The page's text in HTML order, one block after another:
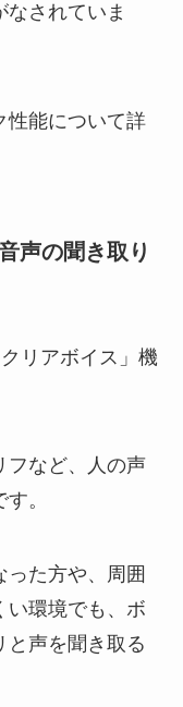
なされていま
性能について詳
声の聞き取り
リアボイス」機
フなど、人の声
。
った方や、周囲
い環境でも、ボ
と声を聞き取る